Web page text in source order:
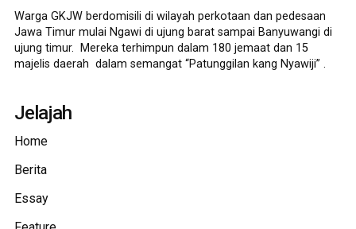
Warga GKJW berdomisili di wilayah perkotaan dan pedesaan
Jawa Timur mulai Ngawi di ujung barat sampai Banyuwangi di
ujung timur. Mereka terhimpun dalam 180 jemaat dan 15
majelis daerah dalam semangat “Patunggilan kang Nyawiji” .
Jelajah
Home
Berita
Essay